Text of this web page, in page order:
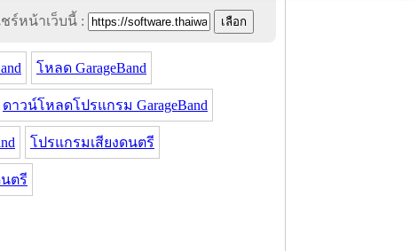
ร์หน้าเว็บนี้ :
โหลด GarageBand
ดาวน์โหลดโปรแกรม GarageBand
โปรแกรมเสียงดนตรี
ตรี